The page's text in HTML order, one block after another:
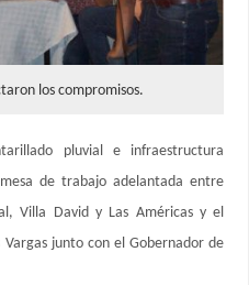
los compromisos.
pluvial e infraestructura
de trabajo adelantada entre
Villa David y Las Américas y el
junto con el Gobernador de